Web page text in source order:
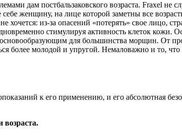
дам постбальзаковского возраста. Fraxel
себе женщину, на лице которой заметны все
из-за опасений «потерять» свое лицо,
стимулируя активность клеток кожи.
для большинства морщин. От
более молодой и упругой. Немаловажно и то,
к его применению, и его абсолютная
возраста.